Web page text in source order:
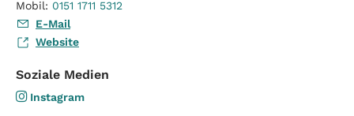
Mobil: 0151 1711 5312
E-Mail
Website
Soziale Medien
Instagram:
Instagram